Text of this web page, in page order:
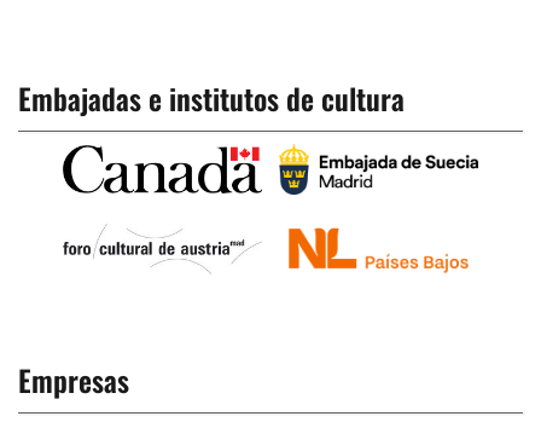
Embajadas e institutos de cultura
Empresas